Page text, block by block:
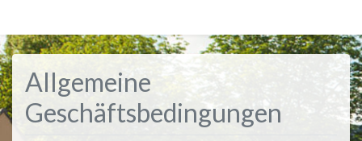
Allgemeine
Geschäftsbedingungen